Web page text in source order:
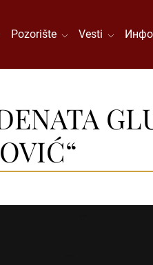
Pozorište Vesti